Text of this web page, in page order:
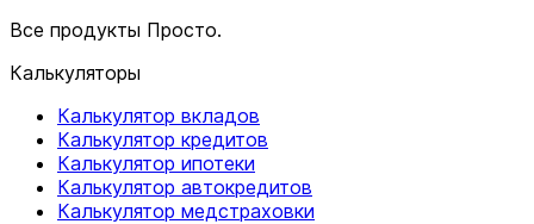
Все продукты Просто.
Калькуляторы
Калькулятор вкладов
Калькулятор кредитов
Калькулятор ипотеки
Калькулятор автокредитов
Калькулятор медстраховки